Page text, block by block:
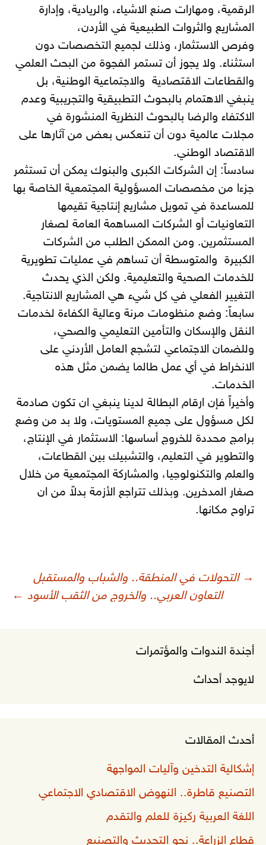
الرقمية، ومهارات صنع الاشياء، والريادية، وإدارة
المشاريع والثروات الطبيعية في الأردن،
وفرص الاستثمار، وذلك لجميع التخصصات دون
استثناء. ولا يجوز أن تستمر الفجوة من البحث العلمي
والقطاعات الاقتصادية والاجتماعية الوطنية، بل
ينبغي الاهتمام بالبحوث التطبيقية والتجريبية وعدم
الاكتفاء والرضا بالبحوث النظرية المنشورة في
مجلات عالمية دون أن تنعكس بعض من آثارها على
الاقتصاد الوطني.
سادساً: إن الشركات الكبرى والبنوك يمكن أن تستثمر
جزءا من مخصصات المسؤولية المجتمعية الخاصة بها
للمساعدة في تمويل مشاريع إنتاجية تقيمها
التعاونيات أو الشركات المساهمة العامة لصغار
المستثمرين. ومن الممكن الطلب من الشركات
الكبيرة والمتوسطة أن تساهم في عمليات تطويرية
للخدمات الصحية والتعليمية. ولكن الذي يحدث
التغيير الفعلي في كل شيء هي المشاريع الانتاجية.
سابعاً: وضع منظومات مرنة وعالية الكفاءة لخدمات
النقل والإسكان والتأمين التعليمي والصحي،
وللضمان الاجتماعي لتشجع العامل الأردني على
الانخراط في أي عمل طالما يضمن مثل هذه
الخدمات.
وأخيراً فإن ارقام البطالة لدينا ينبغي ان تكون صادمة
لكل مسؤول على جميع المستويات، ولا بد من وضع
برامج محددة للخروج أساسها: الاستثمار في الإنتاج،
والتطوير في التعليم، والتشبيك بين القطاعات،
والعلم والتكنولوجيا، والمشاركة المجتمعية من خلال
صغار المدخرين. وبذلك تتراجع الأزمة بدلاً من ان
تراوح مكانها.
تصفّح
→ التحولات في المنطقة.. والشباب والمستقبل
التعاون العربي.. والخروج من الثقب الأسود ←
أجندة الندوات والمؤتمرات
لايوجد أحداث
أحدث المقالات
إشكالية التدخين وآليات المواجهة
التصنيع قاطرة.. النهوض الاقتصادي الاجتماعي
اللغة العربية ركيزة للعلم والتقدم
قطاع الزراعة.. نحو التحديث والتصنيع